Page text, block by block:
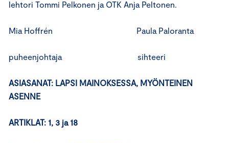
lehtori Tommi Pelkonen ja OTK Anja Peltonen.
Mia Hoffrén Paula Paloranta
puheenjohtaja sihteeri
ASIASANAT: LAPSI MAINOKSESSA, MYÖNTEINEN
ASENNE
ARTIKLAT: 1, 3 ja 18